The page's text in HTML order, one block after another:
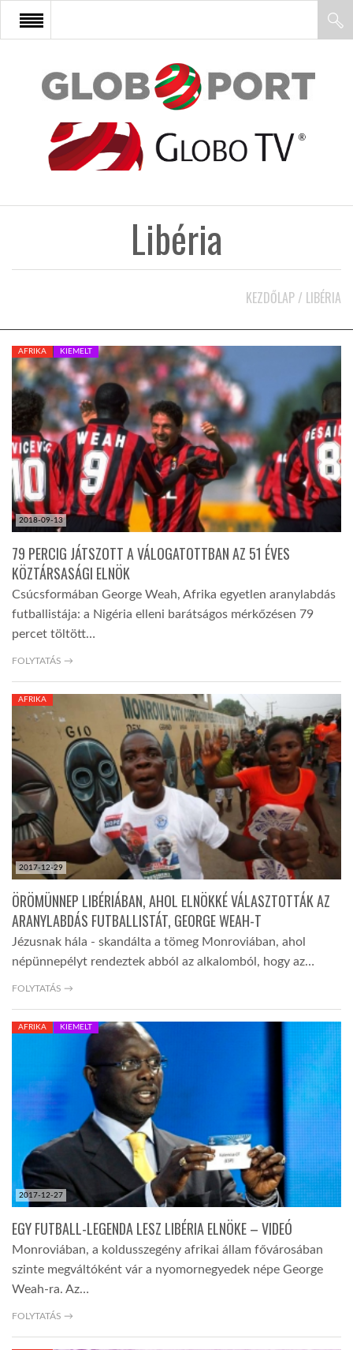
FŐOLDAL
AFRIKA
KÖZEL-KELET
AUSZTRÁLIA
A VILÁG ITTHON
GLOBOTV BP
TROPICALMAGAZIN
GLOBOTV
AFRIKA TUDÁSTÁR
A NAP SZÉPE
LINKTR.EE
GLOBOZSARU
DOBRAVERO.HU
LATIMO.HU
GLOBOBOOK
Libéria
KEZDŐLAP / LIBÉRIA
2018-09-13
AFRIKA KIEMELT
79 PERCIG JÁTSZOTT A VÁLOGATOTTBAN AZ 51 ÉVES
KÖZTÁRSASÁGI ELNÖK
Csúcsformában George Weah, Afrika egyetlen aranylabdás
futballistája: a Nigéria elleni barátságos mérkőzésen 79
percet töltött…
FOLYTATÁS →
2017-12-29
AFRIKA
ÖRÖMÜNNEP LIBÉRIÁBAN, AHOL ELNÖKKÉ VÁLASZTOTTÁK AZ
ARANYLABDÁS FUTBALLISTÁT, GEORGE WEAH-T
Jézusnak hála - skandálta a tömeg Monroviában, ahol
népünnepélyt rendeztek abból az alkalomból, hogy az…
FOLYTATÁS →
2017-12-27
AFRIKA KIEMELT
EGY FUTBALL-LEGENDA LESZ LIBÉRIA ELNÖKE – VIDEÓ
Monroviában, a koldusszegény afrikai állam fővárosában
szinte megváltóként vár a nyomornegyedek népe George
Weah-ra. Az…
FOLYTATÁS →